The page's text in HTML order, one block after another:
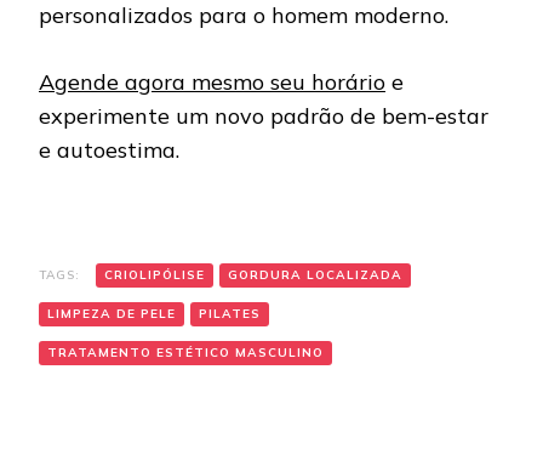
personalizados para o homem moderno.
Agende agora mesmo seu horário e
experimente um novo padrão de bem-estar
e autoestima.
TAGS: CRIOLIPÓLISE GORDURA LOCALIZADA
LIMPEZA DE PELE PILATES
TRATAMENTO ESTÉTICO MASCULINO